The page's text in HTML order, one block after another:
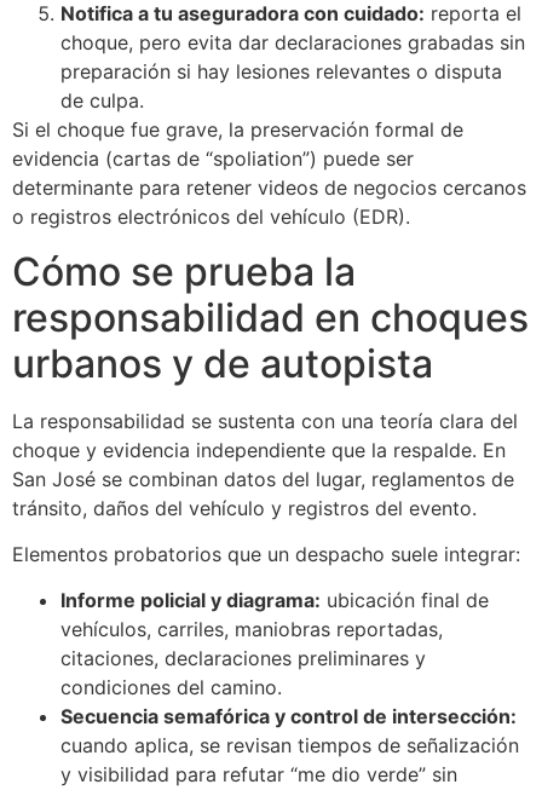
Notifica a tu aseguradora con cuidado: reporta el
choque, pero evita dar declaraciones grabadas sin
preparación si hay lesiones relevantes o disputa
de culpa.
Si el choque fue grave, la preservación formal de
evidencia (cartas de “spoliation”) puede ser
determinante para retener videos de negocios cercanos
o registros electrónicos del vehículo (EDR).
Cómo se prueba la
responsabilidad en choques
urbanos y de autopista
La responsabilidad se sustenta con una teoría clara del
choque y evidencia independiente que la respalde. En
San José se combinan datos del lugar, reglamentos de
tránsito, daños del vehículo y registros del evento.
Elementos probatorios que un despacho suele integrar:
Informe policial y diagrama: ubicación final de
vehículos, carriles, maniobras reportadas,
citaciones, declaraciones preliminares y
condiciones del camino.
Secuencia semafórica y control de intersección:
cuando aplica, se revisan tiempos de señalización
y visibilidad para refutar “me dio verde” sin